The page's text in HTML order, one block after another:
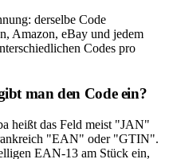
derselbe Code
Amazon, eBay und jedem
Codes pro
man den Code ein?
heißt das Feld meist "JAN"
"EAN" oder "GTIN".
EAN-13 am Stück ein,